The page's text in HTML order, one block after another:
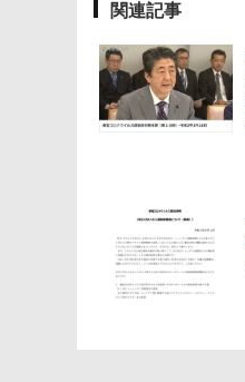
関連記事